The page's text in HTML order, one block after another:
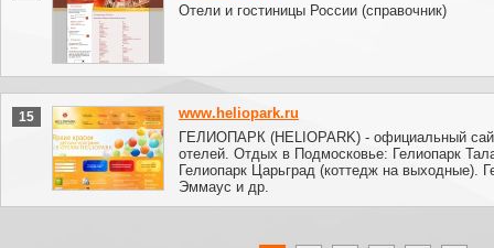
Отели и гостиницы России (справочник)
15
www.heliopark.ru
ГЕЛИОПАРК (HELIOPARK) - официальный
отелей. Отдых в Подмосковье: Гелиопарк
Гелиопарк Царьград (коттедж на выходные).
Эммаус и др.